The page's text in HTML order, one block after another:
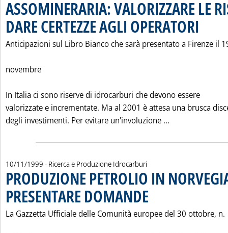
ASSOMINERARIA: VALORIZZARE LE
DARE CERTEZZE AGLI OPERATORI
Anticipazioni sul Libro Bianco che sarà presentato a Firenze il
novembre
In Italia ci sono riserve di idrocarburi che devono essere
valorizzate e incrementate. Ma al 2001 è attesa una brusca
degli investimenti. Per evitare un'involuzione ...
10/11/1999 - Ricerca e Produzione Idrocarburi
PRODUZIONE PETROLIO IN
PRESENTARE DOMANDE
La Gazzetta Ufficiale delle Comunità europee del 30 ottobre, n.